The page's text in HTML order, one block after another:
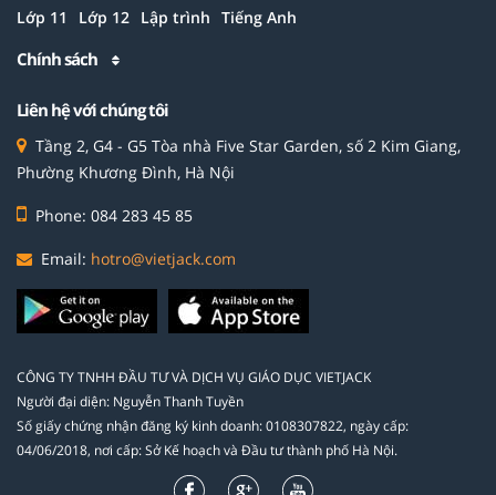
Lớp 11 Lớp 12 Lập trình Tiếng Anh
Chính sách
Liên hệ với chúng tôi
Tầng 2, G4 - G5 Tòa nhà Five Star Garden, số 2 Kim Giang,
Phường Khương Đình, Hà Nội
Phone: 084 283 45 85
Email: hotro@vietjack.com
CÔNG TY TNHH ĐẦU TƯ VÀ DỊCH VỤ GIÁO DỤC VIETJACK
Người đại diện: Nguyễn Thanh Tuyền
Số giấy chứng nhận đăng ký kinh doanh: 0108307822, ngày cấp:
04/06/2018, nơi cấp: Sở Kế hoạch và Đầu tư thành phố Hà Nội.